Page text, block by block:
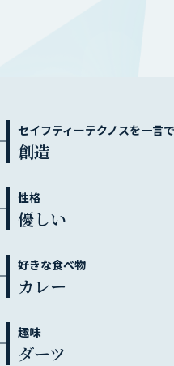
セイフティーテクノスを一言
創造
性格
優しい
好きな食べ物
カレー
趣味
ダーツ